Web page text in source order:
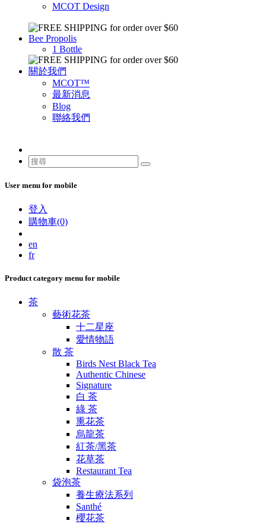
MCOT Design
Bee Propolis
1 Bottle
關於我們
MCOT™
最新消息
Blog
聯絡我們
User menu for mobile
登入
購物車(0)
en
fr
Product category menu for mobile
茶
藝術花茶
十二星座
愛情物語
散 茶
Birds Nest Black Tea
Authentic Chinese
Signature
白 茶
綠 茶
熏花茶
烏龍茶
紅茶/黑茶
花草茶
Restaurant Tea
袋泡茶
養生療法系列
Santhé
櫻花茶